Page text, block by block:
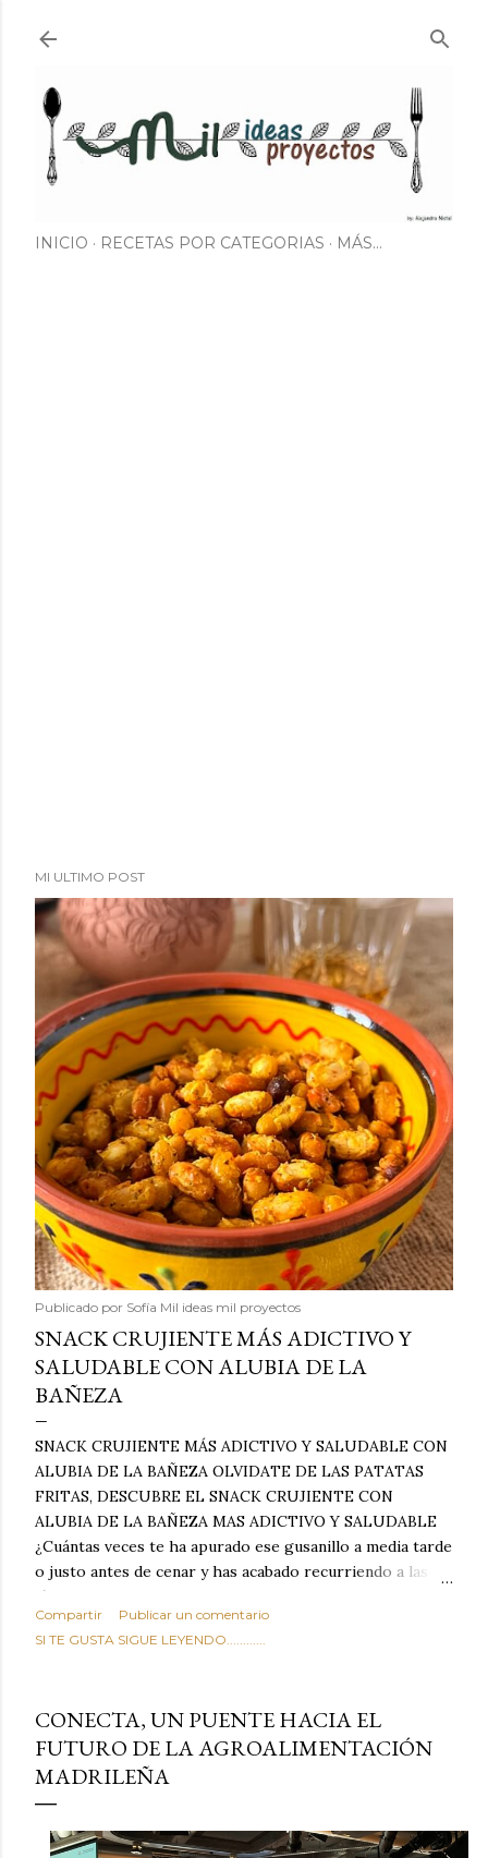
INICIO RECETAS POR CATEGORIAS MÁS…
MI ULTIMO POST
Publicado por Sofía Mil ideas mil proyectos
SNACK CRUJIENTE MÁS ADICTIVO Y
SALUDABLE CON ALUBIA DE LA
BAÑEZA
SNACK CRUJIENTE MÁS ADICTIVO Y SALUDABLE CON
ALUBIA DE LA BAÑEZA OLVIDATE DE LAS PATATAS
FRITAS, DESCUBRE EL SNACK CRUJIENTE CON
ALUBIA DE LA BAÑEZA MAS ADICTIVO Y SALUDABLE
¿Cuántas veces te ha apurado ese gusanillo a media tarde
o justo antes de cenar y has acabado recurriendo a las
típicas patatas de bolsa, frutos secos fritos o snacks
ultraprocesados llenos de grasas saturadas y sodio?
Todos hemos estado ahí. Sin embargo, cuidarse no tiene
satisface. Estas alubias crujientes al horno van a cambiar
por completo tu forma de ver las legumbres. Olvídate de
asociar las alubias únicamente a los guisos tradicionales y
humilde como la alubia de La Bañeza en un snack ligero,
Compartir
Publicar un comentario
SI TE GUSTA SIGUE LEYENDO............
CONECTA, UN PUENTE HACIA EL
FUTURO DE LA AGROALIMENTACIÓN
MADRILEÑA